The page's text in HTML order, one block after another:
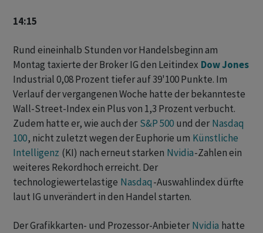
14:15
Rund eineinhalb Stunden vor Handelsbeginn am
Montag taxierte der Broker IG den Leitindex Dow Jones
Industrial 0,08 Prozent tiefer auf 39'100 Punkte. Im
Verlauf der vergangenen Woche hatte der bekannteste
Wall-Street-Index ein Plus von 1,3 Prozent verbucht.
Zudem hatte er, wie auch der S&P 500 und der Nasdaq
100, nicht zuletzt wegen der Euphorie um Künstliche
Intelligenz (KI) nach erneut starken Nvidia-Zahlen ein
weiteres Rekordhoch erreicht. Der
technologiewertelastige Nasdaq-Auswahlindex dürfte
laut IG unverändert in den Handel starten.
Der Grafikkarten- und Prozessor-Anbieter Nvidia hatte